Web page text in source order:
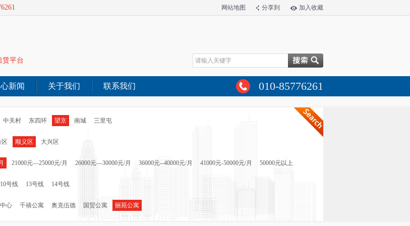
网站地图 分享到 加入收藏
赁平台
新闻 关于我们 联系我们 010-85776261
中关村 东四环 望京 南城 三里屯
区 顺义区 大兴区
21000元—25000元/月 26000元—30000元/月 36000元--40000元/月 41000元-50000元/月 50000元以上
10号线 13号线 14号线
心 千禧公寓 奥克伍德 国贸公寓 丽苑公寓